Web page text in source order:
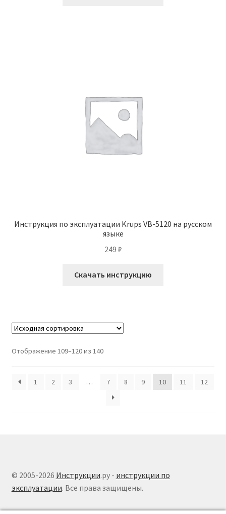
Инструкция по эксплуатации Krups VB-5120 на русском
языке
249 ₽
Скачать инструкцию
Отображение 109–120 из 140
1 2 3 … 7 8 9 10 11 12
© 2005-2026 Инструкции.ру - инструкции по
эксплуатации. Все права защищены.